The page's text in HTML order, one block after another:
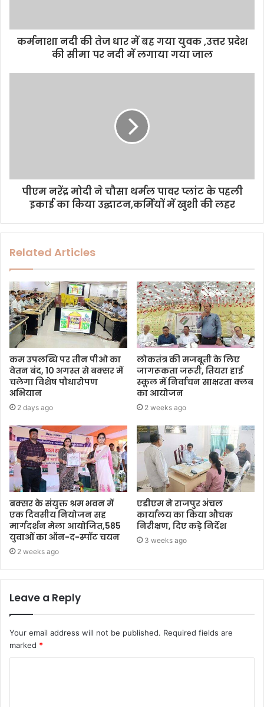
d
कर्मनाशा नदी की तेज धार में बह गया युवक ,उत्तर प्रदेश
की सीमा पर नदी में लगाया गया जाल
पीएम नरेंद्र मोदी ने चौसा थर्मल पावर प्लांट के पहली
इकाई का किया उद्घाटन,कर्मियों में खुशी की लहर
Related Articles
कम उपलब्धि पर तीन पीओ का
वेतन बंद, 10 अगस्त से बक्सर में
चलेगा विशेष पौधारोपण
अभियान
2 days ago
लोकतंत्र की मजबूती के लिए
जागरूकता जरूरी, तियरा हाई
स्कूल में निर्वाचन साक्षरता क्लब
का आयोजन
2 weeks ago
बक्सर के संयुक्त श्रम भवन में
एक दिवसीय नियोजन सह
मार्गदर्शन मेला आयोजित,585
युवाओं का ऑन-द-स्पॉट चयन
2 weeks ago
एडीएम ने राजपुर अंचल
कार्यालय का किया औचक
निरीक्षण, दिए कड़े निर्देश
3 weeks ago
Leave a Reply
Your email address will not be published. Required fields are
marked *